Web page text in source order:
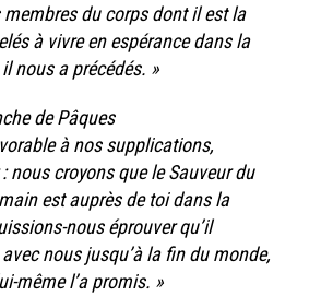
membres du corps dont il est la
à vivre en espérance dans la
nous a précédés. »
de Pâques
à nos supplications,
nous croyons que le Sauveur du
est auprès de toi dans la
nous éprouver qu’il
nous jusqu’à la fin du monde,
même l’a promis. »